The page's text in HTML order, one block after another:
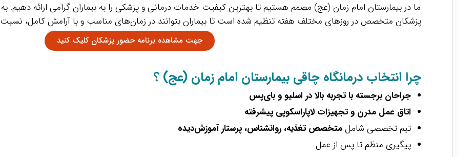
ما در بیمارستان امام زمان (عج) مصمم هستیم تا بهترین کیفیت خدمات درمانی و پزشکی را به بیماران گرامی ارائه دهیم.
پزشکان متخصص در روزهای مختلف هفته تنظیم شده است تا بیماران بتوانند در زمان‌های مناسب و با آرامش کامل، نسبت
جهت مشاهده برنامه حضور پزشکان کلیک کنید
چرا انتخاب درمانگاه چاقی بیمارستان امام زمان (عج) ؟
جراحان برجسته با تجربه بالا در اسلیو و بای‌پس
اتاق عمل مدرن و تجهیزات لاپاراسکوپی پیشرفته
تیم تخصصی شاملمتخصص تغذیه، روانشناس، پرستار آموزش‌دیده
پیگیری منظم تا پس از عمل